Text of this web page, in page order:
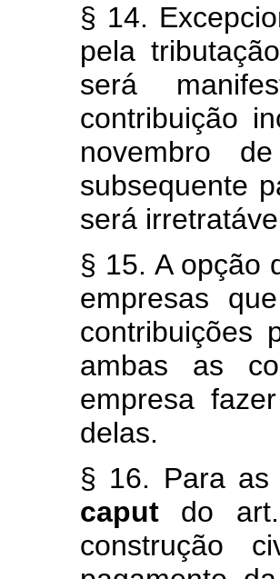
§ 14.
pela
será
contribuição
novembro
subsequente
será
§ 15. A opção
empresas
contribuições
ambas as
empresa
delas.
§ 16. Para as
caput do
construção